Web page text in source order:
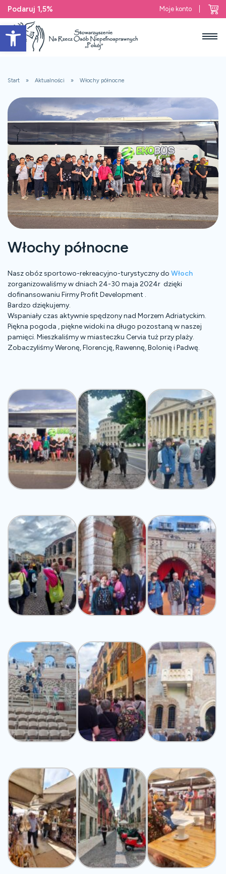
Open toolbar
Podaruj 1,5% Moje konto
Start Aktualności Włochy północne
Włochy północne
Nasz obóz sportowo-rekreacyjno-turystyczny do Włoch
zorganizowaliśmy w dniach 24-30 maja 2024r dzięki
dofinansowaniu Firmy Profit Development .
Bardzo dziękujemy.
Wspaniały czas aktywnie spędzony nad Morzem Adriatyckim.
Piękna pogoda , piękne widoki na długo pozostaną w naszej
pamięci. Mieszkaliśmy w miasteczku Cervia tuż przy plaży.
Zobaczyliśmy Weronę, Florencję, Rawennę, Bolonię i Padwę.